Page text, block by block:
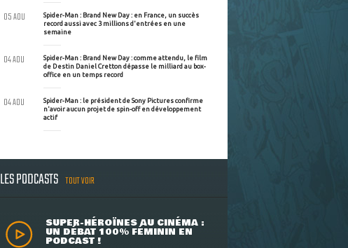
Spider-Man : Brand New Day : en France, un succès
record aussi avec 3 millions d'entrées en une
semaine
05 AOU
Spider-Man : Brand New Day : comme attendu, le film
de Destin Daniel Cretton dépasse le milliard au box-
office en un temps record
04 AOU
Spider-Man : le président de Sony Pictures confirme
n'avoir aucun projet de spin-off en développement
actif
04 AOU
LES PODCASTS TOUT VOIR
SUPER-HÉROÏNES AU CINÉMA :
UN DÉBAT 100% FÉMININ EN
PODCAST !